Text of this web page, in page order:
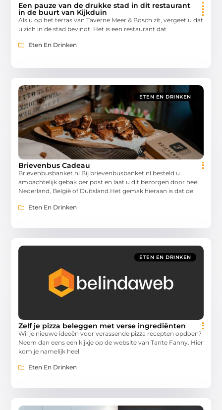
Een pauze van de drukke stad in dit restaurant
in de buurt van Kijkduin
Als u op het terras van Taverne Meer & Bosch zit, vergeet u dat
u zich in de stad bevindt. Het is een restaurant dat
Eten En Drinken
ETEN EN DRINKEN
Brievenbus Cadeau
Brievenbusbanket.nl Bij brievenbusbanket.nl besteld u
ambachtelijk gebak per post en laat u dit bezorgen door heel
Nederland, België of Duitsland.Het gemak hieraan is dat de
Eten En Drinken
ETEN EN DRINKEN
Zelf je pizza beleggen met verse ingrediënten
Wil je nieuwe ideeën voor verassende pizza recepten opdoen?
Neem dan eens een kijkje op de website van Tante Fanny. Hier
kom je namelijk heel
Eten En Drinken